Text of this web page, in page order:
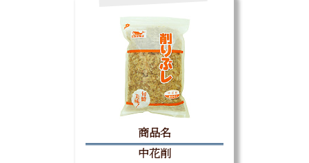
商品名
中花削